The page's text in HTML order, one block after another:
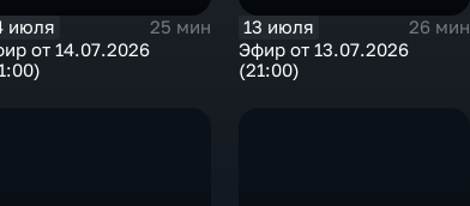
июля
25 мин
от 14.07.2026
13 июля
26 мин
Эфир от 13.07.2026
(21:00)